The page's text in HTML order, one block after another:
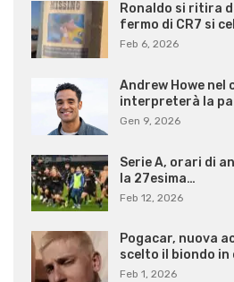
Ronaldo si ritira
fermo di CR7 si
Feb 6, 2026
Andrew Howe nel
interpreterà la
Gen 9, 2026
Serie A, orari di
la 27esima…
Feb 12, 2026
Pogacar, nuova
scelto il biondo in
Feb 1, 2026